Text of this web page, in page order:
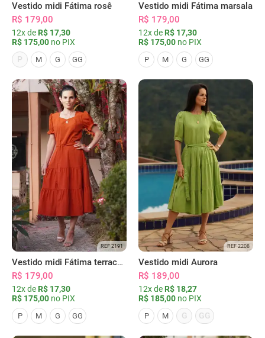
Vestido midi Fátima rosê
R$ 179,00
12x de R$ 17,30
R$ 175,00 no PIX
P
M G GG
Vestido midi Fátima marsala
R$ 179,00
12x de R$ 17,30
R$ 175,00 no PIX
P M G GG
REF 2191
Vestido midi Fátima terracota
R$ 179,00
12x de R$ 17,30
R$ 175,00 no PIX
P M G GG
REF 2208
Vestido midi Aurora
R$ 189,00
12x de R$ 18,27
R$ 185,00 no PIX
P M G GG